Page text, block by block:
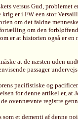
versus Gud,
er i FW een stor
om det faldne
om den
er at historien også er
at de næsten uden
passager
pacifistiske og
for denne artikel er,
ovennævnte registre
som et dementi af denne